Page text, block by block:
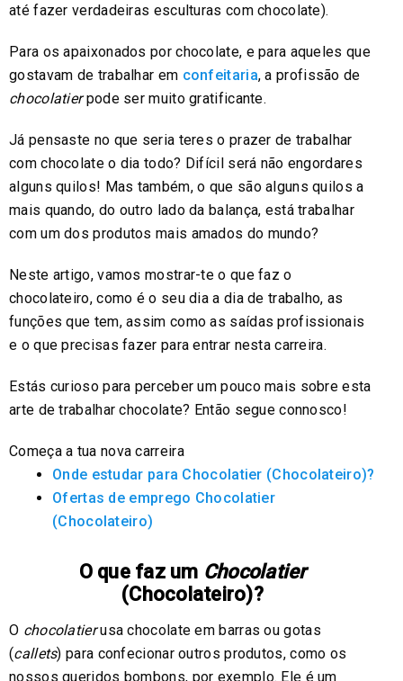
até fazer verdadeiras esculturas com chocolate).
Para os apaixonados por chocolate, e para aqueles que
gostavam de trabalhar em confeitaria, a profissão de
chocolatierpode ser muito gratificante.
Já pensaste no que seria teres o prazer de trabalhar
com chocolate o dia todo? Difícil será não engordares
alguns quilos! Mas também, o que são alguns quilos a
mais quando, do outro lado da balança, está trabalhar
com um dos produtos mais amados do mundo?
Neste artigo, vamos mostrar-te o que faz o
chocolateiro, como é o seu dia a dia de trabalho, as
funções que tem, assim como as saídas profissionais
e o que precisas fazer para entrar nesta carreira.
Estás curioso para perceber um pouco mais sobre esta
arte de trabalhar chocolate? Então segue connosco!
Começa a tua nova carreira
Onde estudar para Chocolatier (Chocolateiro)?
Ofertas de emprego Chocolatier
(Chocolateiro)
O que faz um Chocolatier
(Chocolateiro)?
O chocolatierusa chocolate em barras ou gotas
(callets) para confecionar outros produtos, como os
nossos queridos bombons, por exemplo. Ele é um